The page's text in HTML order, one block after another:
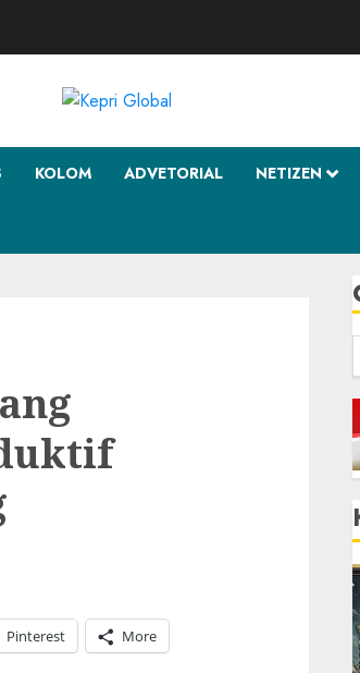
KOLOM ADVETORIAL NETIZEN
Pinterest More